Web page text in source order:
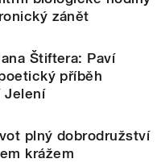
zánět
Štiftera: Paví
příběh
Jelení
plný dobrodružství
krážem